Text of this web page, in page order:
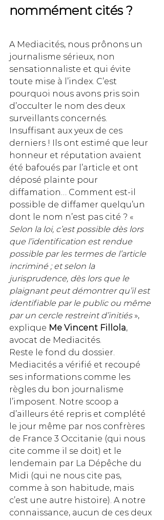
nommément cités ?
A Mediacités, nous prônons un
journalisme sérieux, non
sensationnaliste et qui évite
toute mise à l’index. C’est
pourquoi nous avons pris soin
d’occulter le nom des deux
surveillants concernés.
Insuffisant aux yeux de ces
derniers ! Ils ont estimé que leur
honneur et réputation avaient
été bafoués par l’article et ont
déposé plainte pour
diffamation… Comment est-il
possible de diffamer quelqu’un
dont le nom n’est pas cité ? «
Selon la loi, c’est possible dès lors
que l’identification est rendue
possible par les termes de l’article
incriminé ; et selon la
jurisprudence, dès lors que le
plaignant peut démontrer qu’il est
identifiable par le public ou même
par un cercle restreint d’initiés »,
explique Me Vincent Fillola,
avocat de Mediacités.
Reste le fond du dossier.
Mediacités a vérifié et recoupé
ses informations comme les
règles du bon journalisme
l’imposent. Notre scoop a
d’ailleurs été repris et complété
le jour même par nos confrères
de France 3 Occitanie (qui nous
cite comme il se doit) et le
lendemain par La Dépêche du
Midi (qui ne nous cite pas,
comme à son habitude, mais
c’est une autre histoire). A notre
connaissance, aucun de ces deux